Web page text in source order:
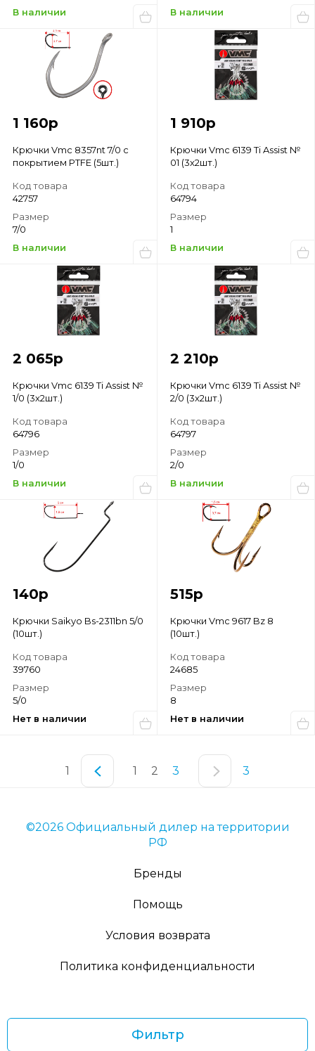
В наличии
В наличии
1 160р
Крючки Vmc 8357nt 7/0 с
покрытием PTFE (5шт.)
Код товара
42757
Размер
7/0
В наличии
1 910р
Крючки Vmc 6139 Ti Assist №
01 (3х2шт.)
Код товара
64794
Размер
1
В наличии
2 065р
Крючки Vmc 6139 Ti Assist №
1/0 (3х2шт.)
Код товара
64796
Размер
1/0
В наличии
2 210р
Крючки Vmc 6139 Ti Assist №
2/0 (3х2шт.)
Код товара
64797
Размер
2/0
В наличии
140р
Крючки Saikyo Bs-2311bn 5/0
(10шт.)
Код товара
39760
Размер
5/0
Нет в наличии
515р
Крючки Vmc 9617 Bz 8
(10шт.)
Код товара
24685
Размер
8
Нет в наличии
1 1 2 3 3
Фильтр
©2026 Официальный дилер на территории
РФ
Бренды
Помощь
Условия возврата
Политика конфиденциальности